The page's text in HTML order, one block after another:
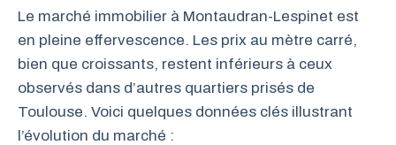
Le marché immobilier à Montaudran-Lespinet est
en pleine effervescence. Les prix au mètre carré,
bien que croissants, restent inférieurs à ceux
observés dans d’autres quartiers prisés de
Toulouse. Voici quelques données clés illustrant
l’évolution du marché :